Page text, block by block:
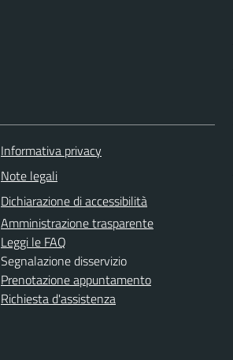
Informativa privacy
Note legali
Dichiarazione di accessibilità
Amministrazione trasparente
Leggi le FAQ
Segnalazione disservizio
Prenotazione appuntamento
Richiesta d'assistenza